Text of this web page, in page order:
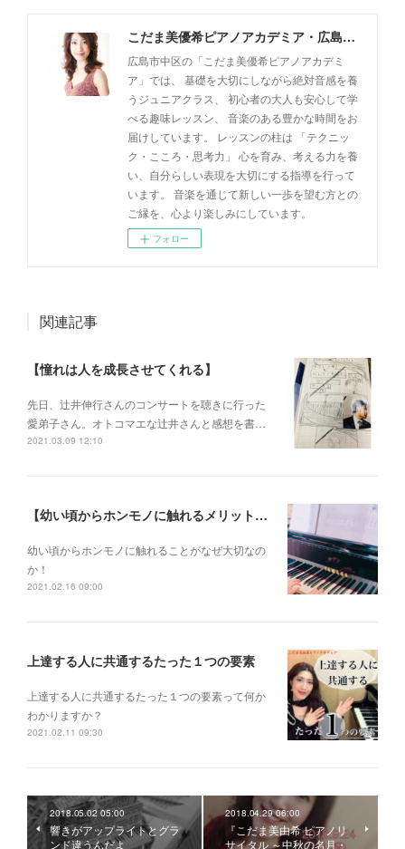
こだま美優希ピアノアカデミア・広島市中区
広島市中区の「こだま美優希ピアノアカデミ
ア」では、 基礎を大切にしながら絶対音感を養
うジュニアクラス、 初心者の大人も安心して学
べる趣味レッスン、 音楽のある豊かな時間をお
届けしています。 レッスンの柱は 「テクニッ
ク・こころ・思考力」 心を育み、考える力を養
い、自分らしい表現を大切にする指導を行って
います。 音楽を通じて新しい一歩を望む方との
ご縁を、心より楽しみにしています。
フォロー
関連記事
【憧れは人を成長させてくれる】
先日、辻井伸行さんのコンサートを 聴きに行った
愛弟子さん。 オトコマエな辻井さんと 感想を書…
2021.03.09 12:10
【幼い頃からホンモノに触れるメリットとは？】
幼い頃からホンモノに 触れることがなぜ大切なの
か！
2021.02.16 09:00
上達する人に共通するたった１つの要素
上達する人に共通するたった１つの要素って何か
わかりますか？
2021.02.11 09:30
2018.05.02 05:00
響きがアップライトとグラ
ンド違うんだよ
2018.04.29 06:00
『こだま美由希 ピアノリ
サイタル ～中秋の名月・